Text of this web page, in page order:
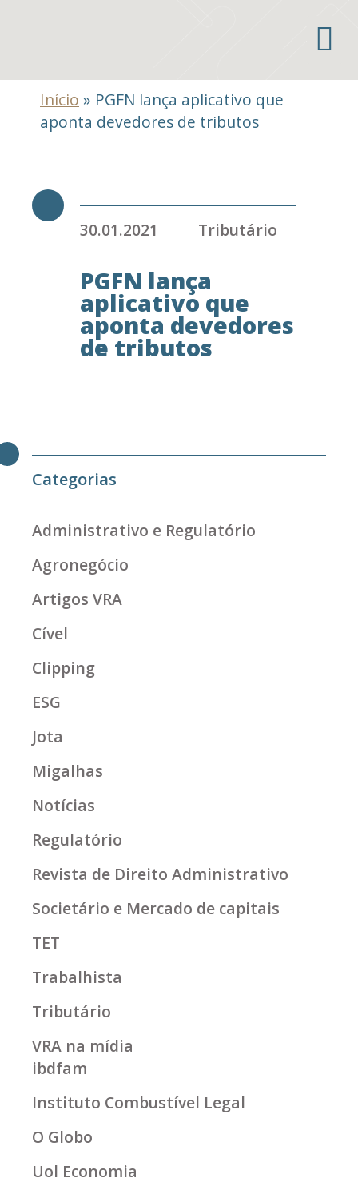
Início » PGFN lança aplicativo que
aponta devedores de tributos
30.01.2021 Tributário
PGFN lança
aplicativo que
aponta devedores
de tributos
Categorias
Administrativo e Regulatório
Agronegócio
Artigos VRA
Cível
Clipping
ESG
Jota
Migalhas
Notícias
Regulatório
Revista de Direito Administrativo
Societário e Mercado de capitais
TET
Trabalhista
Tributário
VRA na mídia
ibdfam
Instituto Combustível Legal
O Globo
Uol Economia